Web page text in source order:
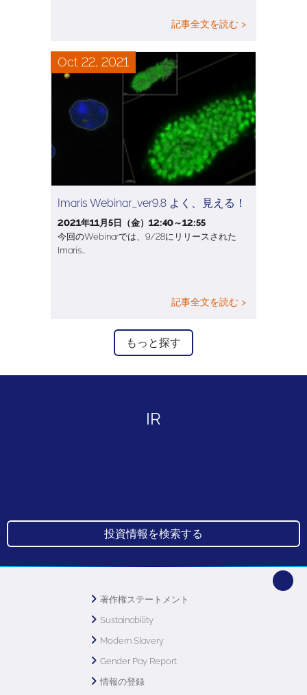
記事全文を読む >
Oct 22, 2021
Imaris Webinar_ver9.8 よく、見える！
2021年11月5日（金）12:40～12:55
今回のWebinarでは、9/28にリリースされた
Imaris…
記事全文を読む >
もっと探す
IR
投資情報を検索する
著作権ステートメント
Sustainability
Modern Slavery
Gender Pay Report
情報の登録